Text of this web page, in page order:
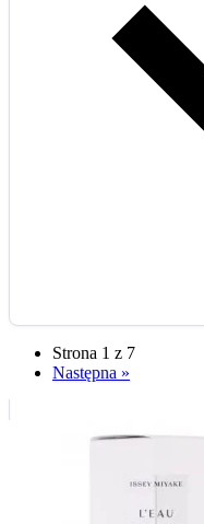
Strona 1 z 7
Następna »